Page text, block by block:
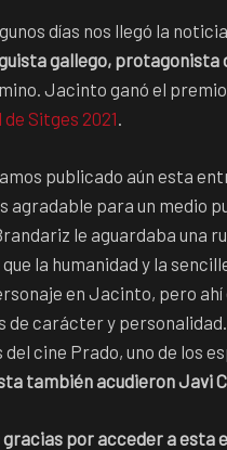
días nos llegó la
gallego, protagonista
Jacinto ganó el
Sitges 2021.
publicado aún esta
agradable para un medio
le aguardaba una
la humanidad y la
en Jacinto, pero
de carácter y
del cine Prado, uno de los
también acudieron Javi
gracias por acceder a esta